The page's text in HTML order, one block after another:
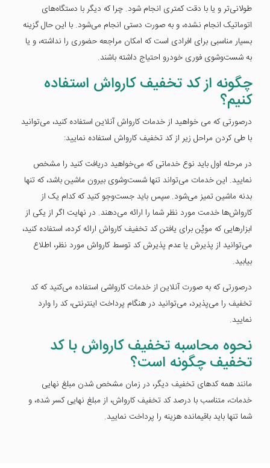
طولانی‌تر و یا با دقت کمتری انجام شود. چرا که دیگر با دستگاه‌های
اتوماتیک انجام نشده، و به صورت دستی انجام می‌شود. با این حال گزینه
بسیار مناسبی برای افرادی است که امکان مراجعه حضوری را نداشته، و یا
به شست‌وشوی فوری خودرو احتیاج داشته باشند.
چگونه از کد تخفیف کارواش استفاده
کنیم؟
درصورتی که می خواهید از خدمات کارواش آنلاین استفاده کنید، می‌توانید
با طی کردن مراحل زیر از کد تخفیف کارواش استفاده نمایید:
در مرحله اول باید نوع خدماتی که می‌خواهید دریافت کنید را مشخص
نمایید. این خدمات می‌تواند تنها شست‌وشوی بیرون ماشین باشد، که تنها
بدنه ماشین تمیز می‌شود. سپس باید جست‌وجو کنید که کدام یک از
کارواش‌ها خدمت مورد نظر شما را ارائه می‌دهند. در نهایت اگر از یکی از
ابزارهایی که موپُن برای یافتن کد تخفیف کارواش ارائه کرده، استفاده کنید،
می‌توانید از پذیرش یا عدم پذیرش کد توسط کارواش مورد نظر، اطلاع
بیابید.
درصورتی که به صورت آنلاین از خدمات کارواشی استفاده می‌کنید که کد
تخفیف را می‌پذیرد، می‌توانید در هنگام پرداخت اینترنتی، کد را وارد
نمایید.
نحوه محاسبه تخفیف کارواش با کد
تخفیف چگونه است؟
مانند همه کدهای تخفیف دیگر، در زمان مشخص شدن مبلغ نهایی
خدمات، متناسب با درصد کد تخفیف کارواش، از مبلغ نهایی کسر شده، و
شما تنها باید باقیمانده هزینه را پرداخت نمایید.